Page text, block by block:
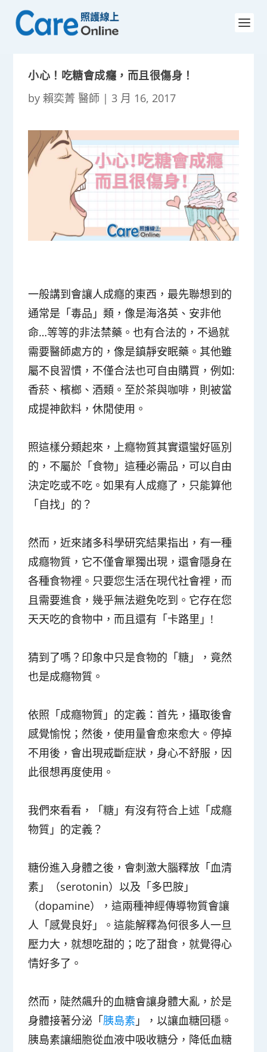
小心！吃糖會成癮，而且很傷身！
by賴奕菁 醫師 |3 月 16, 2017
一般講到會讓人成癮的東西，最先聯想到的
通常是「毒品」類，像是海洛英、安非他
命…等等的非法禁藥。也有合法的，不過就
需要醫師處方的，像是鎮靜安眠藥。其他雖
屬不良習慣，不僅合法也可自由購買，例如:
香菸、檳榔、酒類。至於茶與咖啡，則被當
成提神飲料，休閒使用。
照這樣分類起來，上癮物質其實還蠻好區別
的，不屬於「食物」這種必需品，可以自由
決定吃或不吃。如果有人成癮了，只能算他
「自找」的？
然而，近來諸多科學研究結果指出，有一種
成癮物質，它不僅會單獨出現，還會隱身在
各種食物裡。只要您生活在現代社會裡，而
且需要進食，幾乎無法避免吃到。它存在您
天天吃的食物中，而且還有「卡路里」!
猜到了嗎？印象中只是食物的「糖」，竟然
也是成癮物質。
依照「成癮物質」的定義： 首先，攝取後會
感覺愉悅；然後，使用量會愈來愈大。停掉
不用後，會出現戒斷症狀，身心不舒服，因
此很想再度使用。
我們來看看，「糖」有沒有符合上述「成癮
物質」的定義？
糖份進入身體之後，會刺激大腦釋放「血清
素」（serotonin）以及「多巴胺」
（dopamine），這兩種神經傳導物質會讓
人「感覺良好」。這能解釋為何很多人一旦
壓力大，就想吃甜的；吃了甜食，就覺得心
情好多了。
然而，陡然飆升的血糖會讓身體大亂，於是
身體接著分泌「胰島素 」，以讓血糖回穩。
胰島素讓細胞從血液中吸收糖分，降低血糖